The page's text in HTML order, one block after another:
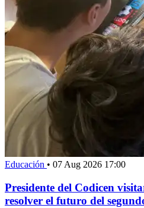
Educación • 07 Aug 2026 17:00
Presidente del Codicen
resolver el futuro del